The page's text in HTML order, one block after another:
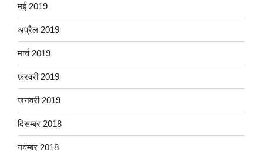
मई 2019
अप्रैल 2019
मार्च 2019
फ़रवरी 2019
जनवरी 2019
दिसम्बर 2018
नवम्बर 2018